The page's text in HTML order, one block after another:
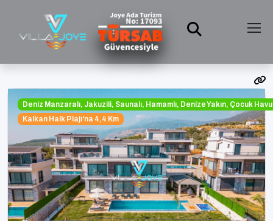
Deniz Manzaralı, Jakuzili, Saunalı, Hamamlı, Denize Yakın, Çocuk
Kalkan Halk Plajı'na 4,4 Km